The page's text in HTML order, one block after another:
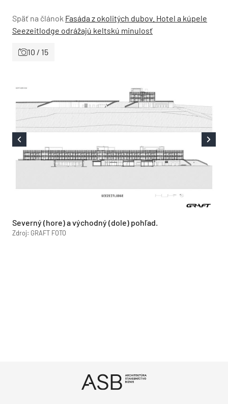
Späť na článok Fasáda z okolitých dubov. Hotel a kúpele
Seezeitlodge odrážajú keltskú minulosť
10 / 15
Severný (hore) a východný (dole) pohľad.
Zdroj: GRAFT FOTO